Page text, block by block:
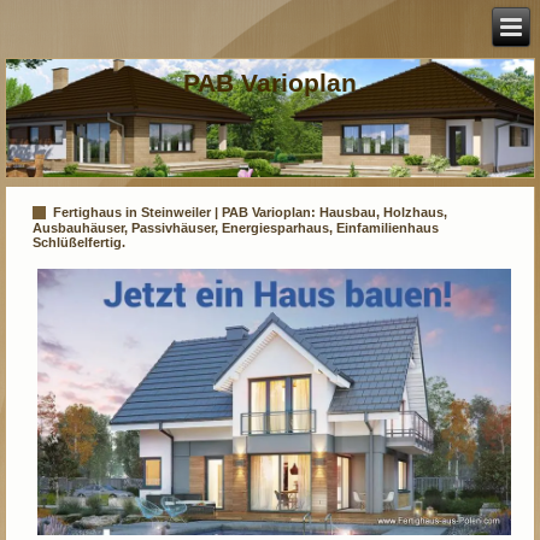
PAB Varioplan
Fertighaus in Steinweiler | PAB Varioplan: Hausbau, Holzhaus,
Ausbauhäuser, Passivhäuser, Energiesparhaus, Einfamilienhaus
Schlüßelfertig.